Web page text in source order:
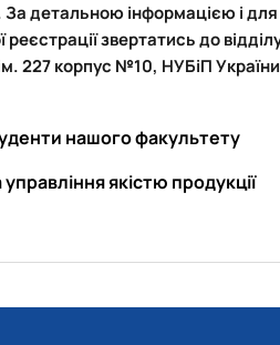
За детальною інформацією і для
звертатись до
227 корпус №10, НУБіП України
нашого факультету
якістю продукції